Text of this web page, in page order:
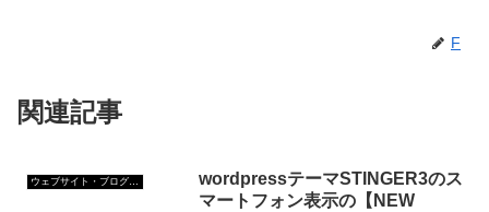
F
関連記事
ウェブサイト・ブログ作成
wordpressテーマSTINGER3のス
マートフォン表示の【NEW